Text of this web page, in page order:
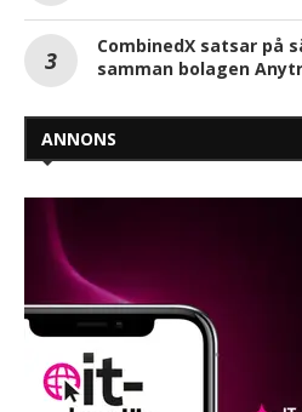
CombinedX satsar på
samman bolagen
ANNONS